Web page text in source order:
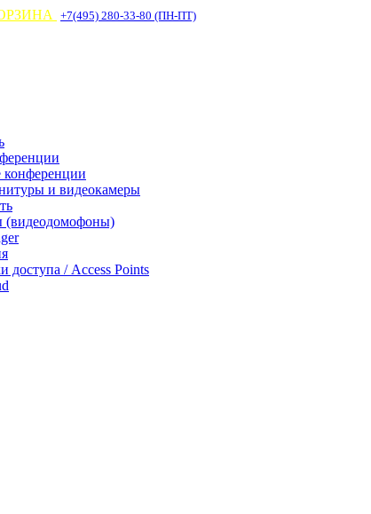
+7(495) 280-33-80 (ПН-ПТ)
конференции
и видеокамеры
доступа / Access Points